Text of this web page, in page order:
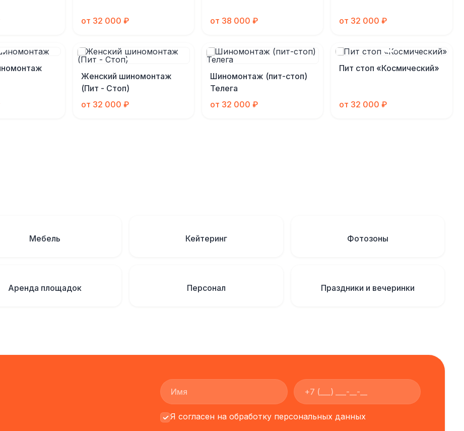
от 32 000 ₽ от 38 000 ₽ от 32 000 ₽
Женский шиномонтаж
(Пит - Стоп)
от 32 000 ₽
Шиномонтаж (пит-стоп)
Телега
от 32 000 ₽
Пит стоп «Космический»
от 32 000 ₽
Мебель Кейтеринг Фотозоны
Аренда площадок Персонал Праздники и вечеринки
Я согласен на обработку персональных данных